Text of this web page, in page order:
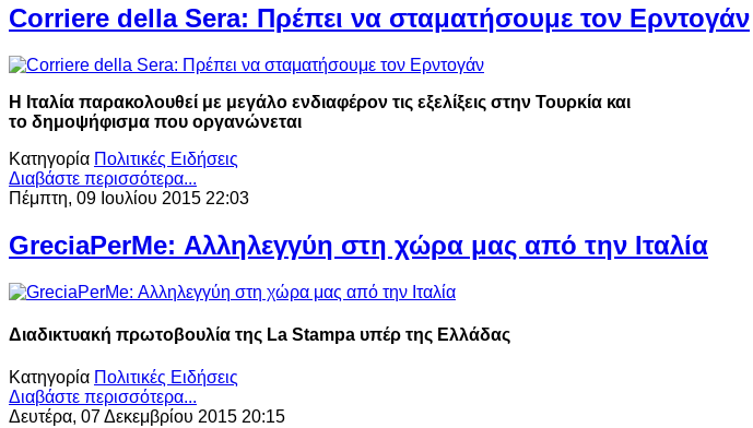
Corriere della Sera: Πρέπει να σταματήσουμε τον Ερντογάν
Η Ιταλία παρακολουθεί με μεγάλο ενδιαφέρον τις εξελίξεις στην Τουρκία και
το δημοψήφισμα που οργανώνεται
Κατηγορία Πολιτικές Ειδήσεις
Διαβάστε περισσότερα...
Πέμπτη, 09 Ιουλίου 2015 22:03
GreciaPerMe: Αλληλεγγύη στη χώρα μας από την Ιταλία
Διαδικτυακή πρωτοβουλία της La Stampa υπέρ της Ελλάδας
Κατηγορία Πολιτικές Ειδήσεις
Διαβάστε περισσότερα...
Δευτέρα, 07 Δεκεμβρίου 2015 20:15